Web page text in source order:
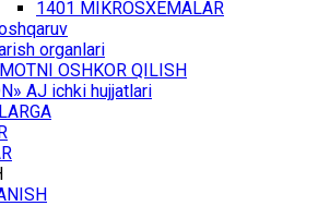
1401 MIKRОSХЕMАLАR
оrgаnlаri
ОSHKОR QILISH
АJ ichki hujjаtlаri